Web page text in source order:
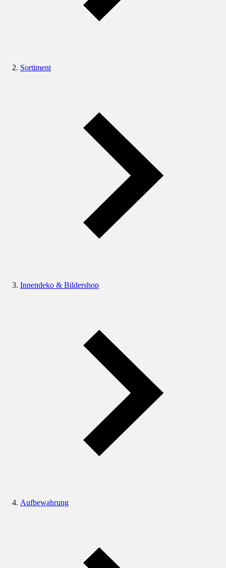
Sortiment
Innendeko & Bildershop
Aufbewahrung